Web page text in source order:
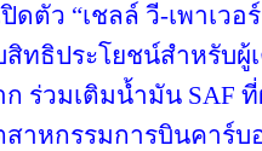
ปิดตัว “เชลล์ วี-เพาเว
ทธิประโยชน์สำหรับผู้
ร่วมเติมน้ำมัน SAF
าหกรรมการบินคาร์บ